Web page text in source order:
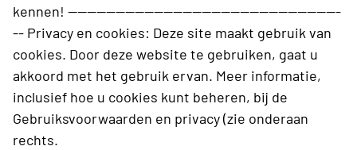
kennen! ---------------------------------------------------------
-- Privacy en cookies: Deze site maakt gebruik van
cookies. Door deze website te gebruiken, gaat u
akkoord met het gebruik ervan. Meer informatie,
inclusief hoe u cookies kunt beheren, bij de
Gebruiksvoorwaarden en privacy (zie onderaan
rechts.